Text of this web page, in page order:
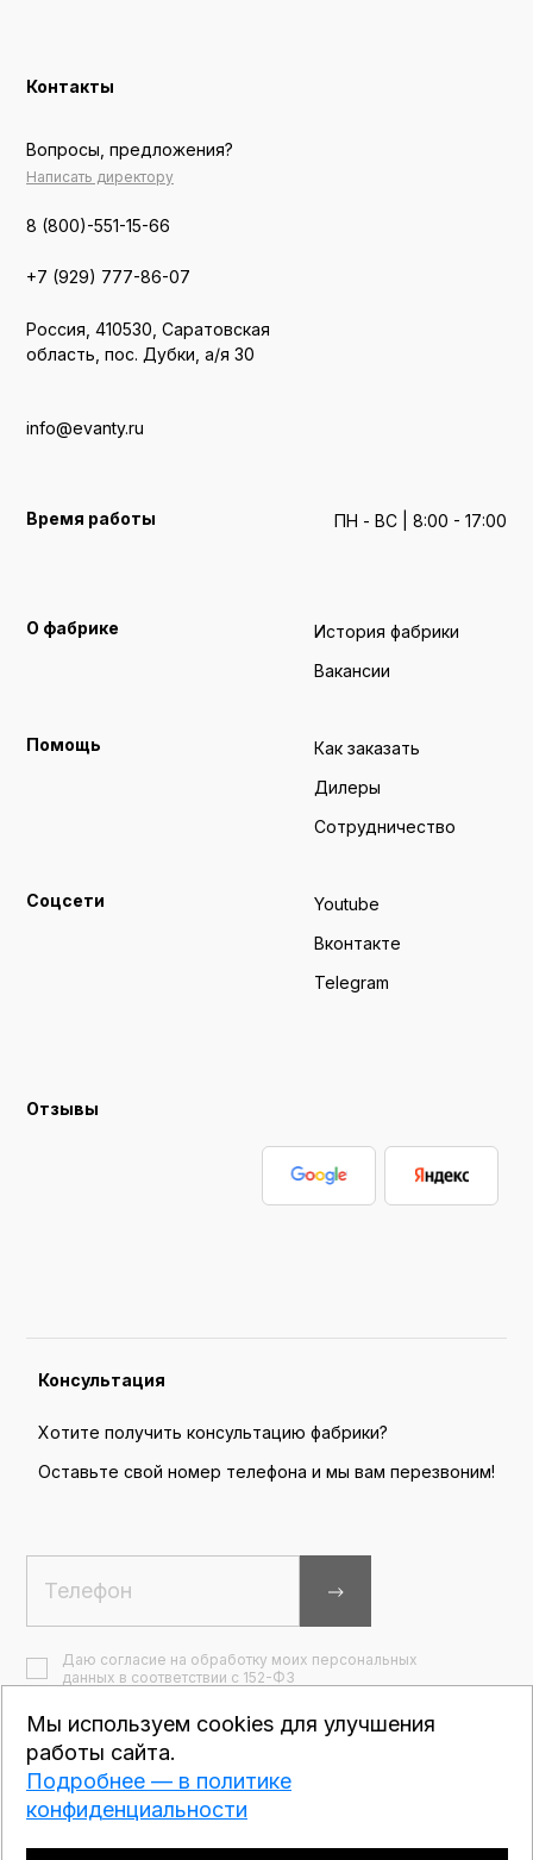
Контакты
Вопросы, предложения?
Написать директору
8 (800)-551-15-66
+7 (929) 777-86-07
Россия, 410530, Саратовская
область, пос. Дубки, а/я 30
info@evanty.ru
Время работы ПН - ВС | 8:00 - 17:00
О фабрике
История фабрики
Вакансии
Помощь
Как заказать
Дилеры
Сотрудничество
Соцсети
Youtube
Вконтакте
Telegram
Отзывы
Консультация
Хотите получить консультацию фабрики?
Оставьте свой номер телефона и мы вам перезвоним!
Даю согласие на обработку моих персональных
данных в соответствии с 152-ФЗ
Мы используем cookies для улучшения
работы сайта.
Подробнее — в политике
конфиденциальности